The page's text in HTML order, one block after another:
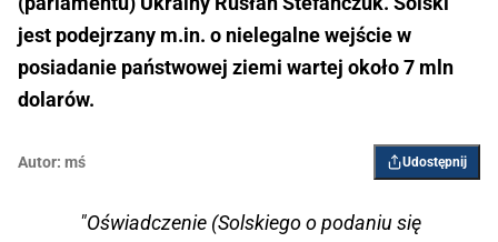
jest podejrzany m.in. o nielegalne wejście w
posiadanie państwowej ziemi wartej około 7 mln
dolarów.
Autor: mś Udostępnij
"Oświadczenie (Solskiego o podaniu się